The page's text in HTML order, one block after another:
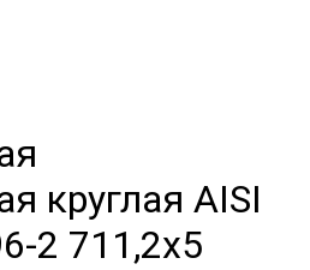
круглая AISI
2 711,2х5